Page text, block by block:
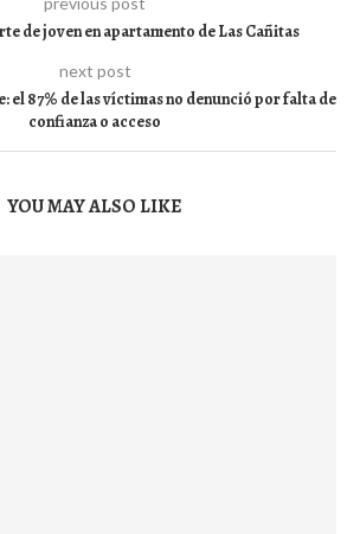
de joven en apartamento de Las Cañitas
next post
el 87% de las víctimas no denunció por falta de
confianza o acceso
YOU MAY ALSO LIKE